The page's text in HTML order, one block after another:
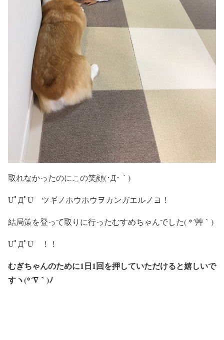
取れなかったのにこの笑顔(･Д･｀)
UﾟДﾟU ツギノホウホウヲカンガエルノヨ！
結局策を登って取りに行ったむすめちゃんでした( *´艸｀)
UﾟДﾟU ！！
むぎちゃんのために1日1回を押していただけると嬉しいで
すヽ(*´∇｀)ﾉ